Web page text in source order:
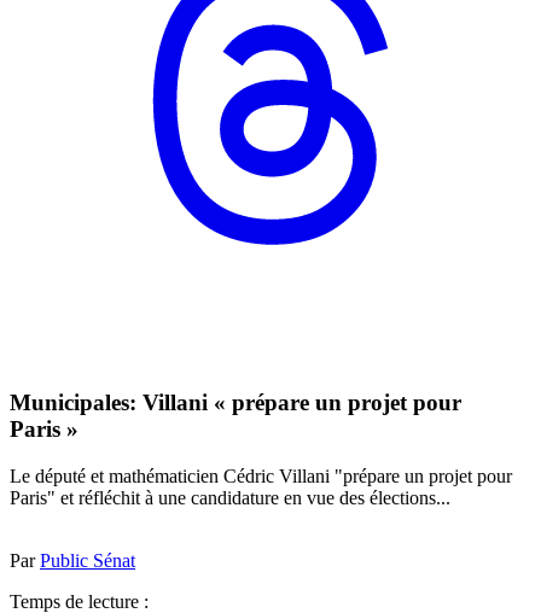
Municipales: Villani « prépare un projet pour
Paris »
Le député et mathématicien Cédric Villani "prépare un projet pour
Paris" et réfléchit à une candidature en vue des élections...
ParPublic Sénat
Temps de lecture :